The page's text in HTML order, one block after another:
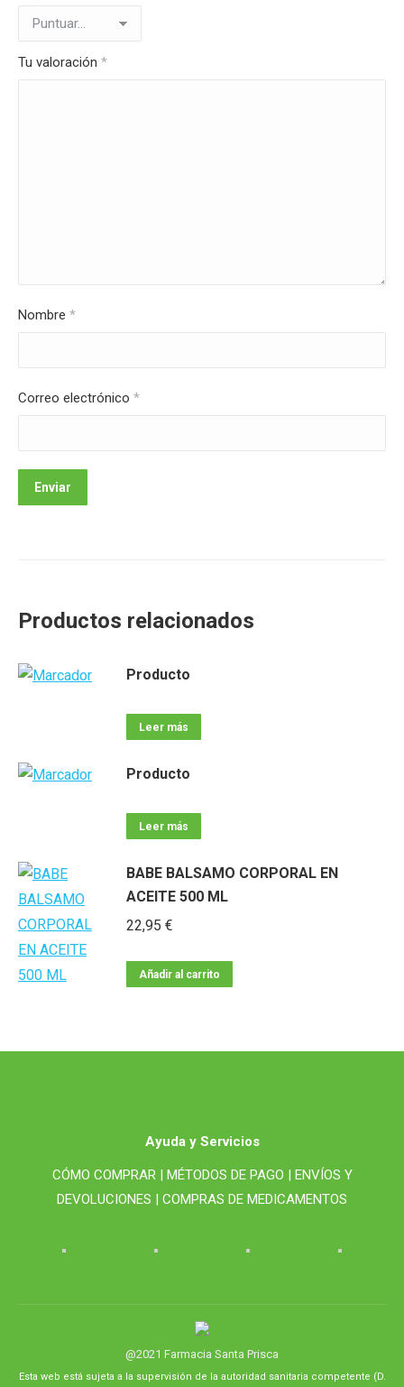
Tu valoración *
Nombre *
Correo electrónico *
Productos relacionados
Producto
Leer más
Producto
Leer más
BABE BALSAMO CORPORAL EN
ACEITE 500 ML
22,95 €
Añadir al carrito
Ayuda y Servicios
CÓMO COMPRAR | MÉTODOS DE PAGO | ENVÍOS Y
DEVOLUCIONES | COMPRAS DE MEDICAMENTOS
@2021 Farmacia Santa Prisca
Esta web está sujeta a la supervisión de la autoridad sanitaria competente (D.